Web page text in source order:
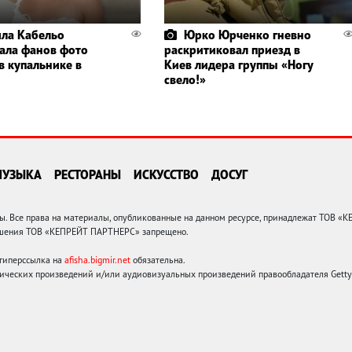
Кабельо
фанов фото
купальнике в
Юрко Юрченко гневно
раскритиковал приезд в
Киев лидера группы «Ногу
свело!»
РЕСТОРАНЫ ИСКУССТВО ДОСУГ
права на материалы, опубликованные на данном ресурсе, принадлежат ТОВ
ТОВ «КЕПРЕЙТ ПАРТНЕРС» запрещено.
на afisha.bigmir.net обязательна.
произведений и/или аудиовизуальных произведений правообладателя